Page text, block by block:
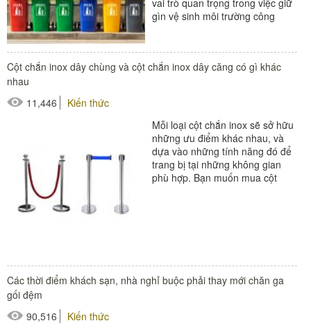
gìn vệ sinh môi trường công
#thùng rác
#thùng rác ngoài trời
Cột chắn inox dây chùng và cột chắn inox dây căng có gì khác
nhau
11,446
Kiến thức
Mỗi loại cột chắn inox sẽ sở hữu
những ưu điểm khác nhau, và
dựa vào những tính năng đó để
trang bị tại những không gian
phù hợp. Bạn muốn mua cột
Các thời điểm khách sạn, nhà nghỉ buộc phải thay mới chăn ga
gối đệm
90,516
Kiến thức